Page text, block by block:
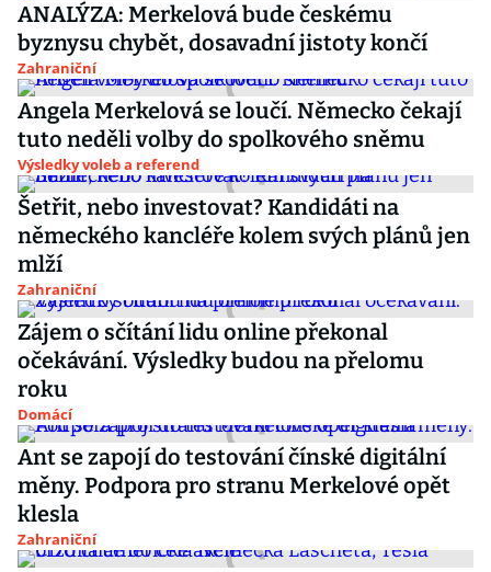
ANALÝZA: Merkelová bude českému
byznysu chybět, dosavadní jistoty končí
Zahraniční
Angela Merkelová se loučí. Německo čekají
tuto neděli volby do spolkového sněmu
Výsledky voleb a referend
Šetřit, nebo investovat? Kandidáti na
německého kancléře kolem svých plánů jen
mlží
Zahraniční
Zájem o sčítání lidu online překonal
očekávání. Výsledky budou na přelomu
roku
Domácí
Ant se zapojí do testování čínské digitální
měny. Podpora pro stranu Merkelové opět
klesla
Zahraniční